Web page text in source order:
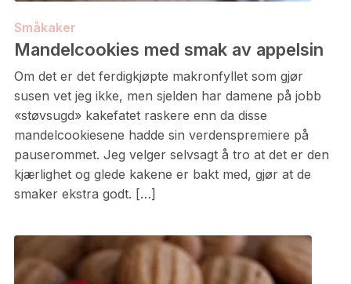
Småkaker
Mandelcookies med smak av appelsin
Om det er det ferdigkjøpte makronfyllet som gjør
susen vet jeg ikke, men sjelden har damene på jobb
«støvsugd» kakefatet raskere enn da disse
mandelcookiesene hadde sin verdenspremiere på
pauserommet. Jeg velger selvsagt å tro at det er den
kjærlighet og glede kakene er bakt med, gjør at de
smaker ekstra godt. […]